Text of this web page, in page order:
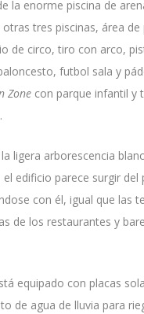
la enorme piscina de
tres piscinas, área
de circo, tiro con arco,
futbol sala y
Zone con parque infantil y
ligera arborescencia
el edificio parece surgir del
con él, igual que las
de los restaurantes y
equipado con placas
de agua de lluvia para